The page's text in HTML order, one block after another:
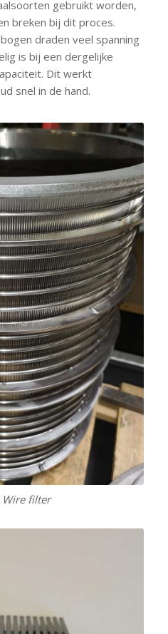
gebruikt worden,
breken bij dit proces.
draden veel spanning
is bij een dergelijke
Dit werkt
snel in de hand.
Wire filter